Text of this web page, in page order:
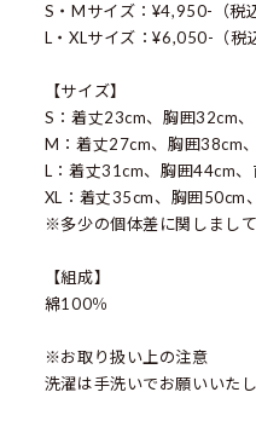
S・Mサイズ：¥4,950-（税
L・XLサイズ：¥6,050-（税
【サイズ】
S：着丈23cm、胸囲32cm
M：着丈27cm、胸囲38cm
L：着丈31cm、胸囲44cm
XL：着丈35cm、胸囲50cm
※多少の個体差に関しまし
【組成】
綿100％
※お取り扱い上の注意
洗濯は手洗いでお願いいたし